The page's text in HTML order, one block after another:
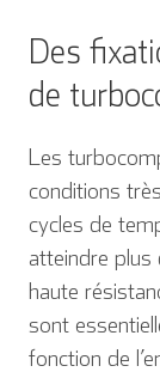
Des
de
Les
conditions
cycles de
atteindre
haute
sont
fonction de